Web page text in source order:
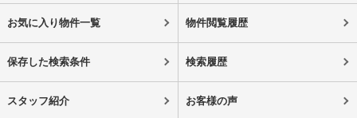
お気に入り物件一覧 物件閲覧履歴
保存した検索条件 検索履歴
スタッフ紹介 お客様の声